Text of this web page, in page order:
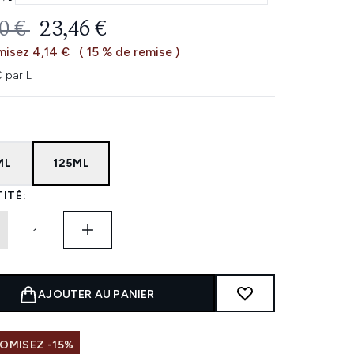
DE VENTE :
€ PRIX ​​ACTUEL :
23,46 €
4,14 € ( 15 % de remise )
par L
125ML
AJOUTER AU PANIER
-15%